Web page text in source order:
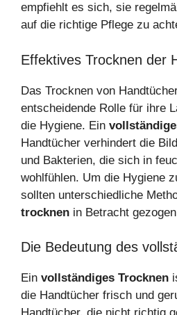
empfiehlt es sich, sie
auf die richtige Pflege zu
Effektives Trocknen der
Das Trocknen von
entscheidende Rolle für ihre
die Hygiene. Ein
Handtücher verhindert die
und Bakterien, die sich in
wohlfühlen. Um die Hygiene
sollten unterschiedliche
trocknen in Betracht
Die Bedeutung des
Ein vollständiges Trocknen
die Handtücher frisch und